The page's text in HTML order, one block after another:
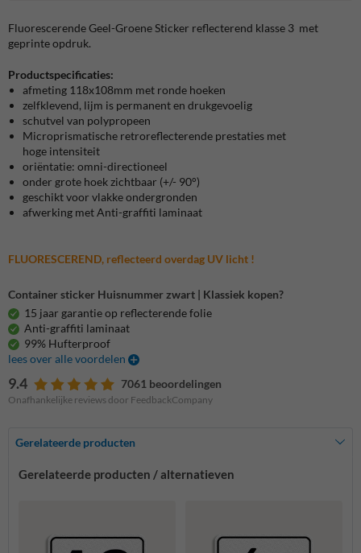
Fluorescerende Geel-Groene Sticker reflecterend klasse 3 met
geprinte opdruk.
Productspecificaties:
afmeting 118x108mm met ronde hoeken
zelfklevend, lijm is permanent en drukgevoelig
schutvel van polypropeen
Microprismatische retroreflecterende prestaties met
hoge intensiteit
oriëntatie: omni-directioneel
onder grote hoek zichtbaar (+/- 90°)
geschikt voor vlakke ondergronden
afwerking met Anti-graffiti laminaat
FLUORESCEREND, reflecteerd overdag UV licht !
Container sticker Huisnummer zwart | Klassiek kopen?
15 jaar garantie op reflecterende folie
Anti-graffiti laminaat
99% Hufterproof
lees over alle voordelen
9.4 7061 beoordelingen
Onafhankelijke reviews door FeedbackCompany
Gerelateerde producten
Gerelateerde producten / alternatieven